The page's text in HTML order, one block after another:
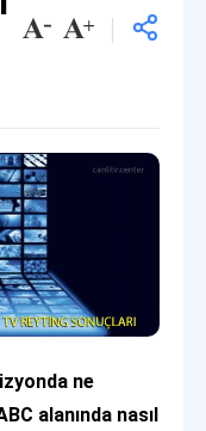
ne
alanında nasıl